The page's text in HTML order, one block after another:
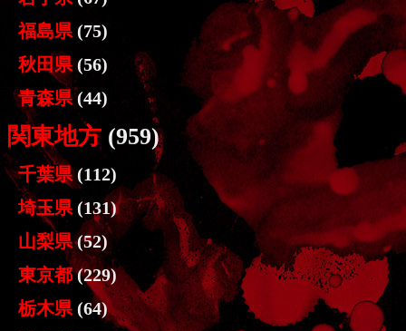
福島県 (75)
秋田県(56)
青森県(44)
関東地方 (959)
千葉県(112)
埼玉県 (131)
山梨県(52)
東京都(229)
栃木県 (64)